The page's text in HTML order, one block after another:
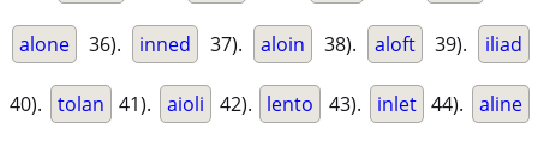
alone 36). inned 37). aloin 38). aloft 39). iliad
40). tolan 41). aioli 42). lento 43). inlet 44). aline